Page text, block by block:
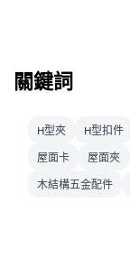
關鍵詞
H型夾 H型扣件
屋面卡
屋面夾
木結構五金配件